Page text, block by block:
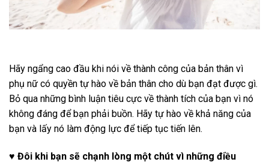
Hãy ngẩng cao đầu khi nói về thành công của bản thân vì
phụ nữ có quyền tự hào về bản thân cho dù bạn đạt được gì.
Bỏ qua những bình luận tiêu cực về thành tích của bạn vì nó
không đáng để bạn phải buồn. Hãy tự hào về khả năng của
bạn và lấy nó làm động lực để tiếp tục tiến lên.
♥ Đôi khi bạn sẽ chạnh lòng một chút vì những điều